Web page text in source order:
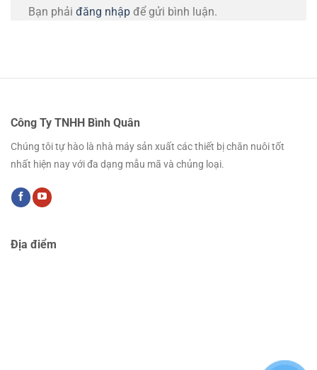
Bạn phải đăng nhập để gửi bình luận.
Công Ty TNHH Bình Quân
Chúng tôi tự hào là nhà máy sản xuất các thiết bị chăn nuôi tốt
nhất hiện nay với đa dạng mẫu mã và chủng loại.
Địa điểm